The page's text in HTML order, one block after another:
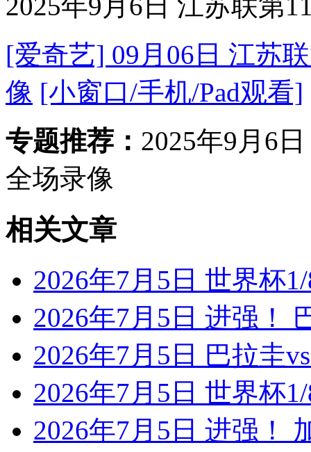
[爱奇艺] 09月06日 江苏
像 [小窗口/手机/Pad观看]
专题推荐： 2025年9月6
全场录像
相关文章
2026年7月5日 世界杯
2026年7月5日 进强！
2026年7月5日 巴拉圭
2026年7月5日 世界杯
2026年7月5日 进强！